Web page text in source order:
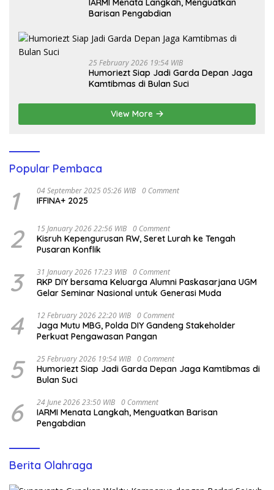
IARMI Menata Langkah, Menguatkan
Barisan Pengabdian
25 February 2026 19:54 WIB
Humoriezt Siap Jadi Garda Depan Jaga
Kamtibmas di Bulan Suci
View More
Popular Pembaca
1 04 September 2025 05:26 WIB 0 Comment
IFFINA+ 2025
2 15 January 2026 22:56 WIB 0 Comment
Kisruh Kepengurusan RW, Seret Lurah ke Tengah
Pusaran Konflik
3 31 January 2026 17:23 WIB 0 Comment
RKP DIY bersama Keluarga Alumni Paskasarjana UGM
Gelar Seminar Nasional untuk Generasi Muda
4 12 February 2026 22:20 WIB 0 Comment
Jaga Mutu MBG, Polda DIY Gandeng Stakeholder
Perkuat Pengawasan Pangan
5 25 February 2026 19:54 WIB 0 Comment
Humoriezt Siap Jadi Garda Depan Jaga Kamtibmas di
Bulan Suci
6 24 June 2026 23:50 WIB 0 Comment
IARMI Menata Langkah, Menguatkan Barisan
Pengabdian
Berita Olahraga